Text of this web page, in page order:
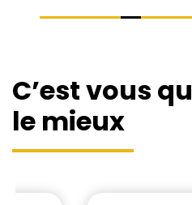
C’est vous
le mieux